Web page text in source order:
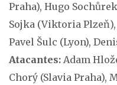
Praha), Hugo
Sojka (Viktoria Plzeň),
Pavel Šulc (Lyon),
Atacantes: Adam
Chorý (Slavia Praha),